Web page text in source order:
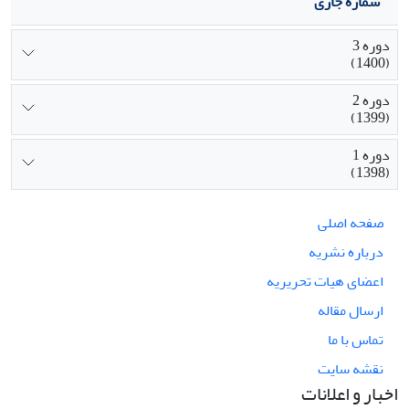
دوره 3
(1400)
دوره 2
(1399)
دوره 1
(1398)
صفحه اصلی
درباره نشریه
اعضای هیات تحریریه
ارسال مقاله
تماس با ما
نقشه سایت
اخبار و اعلانات